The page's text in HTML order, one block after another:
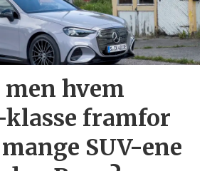
hvem
klasse framfor
SUV-ene